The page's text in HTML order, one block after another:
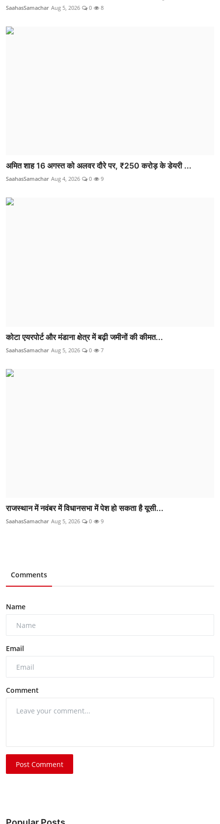
SaahasSamachar Aug 5, 2026 0 8
अमित शाह 16 अगस्त को अलवर दौरे पर, ₹250 करोड़ के डेयरी ...
SaahasSamachar Aug 4, 2026 0 9
कोटा एयरपोर्ट और मंडाना क्षेत्र में बढ़ी जमीनों की कीमत...
SaahasSamachar Aug 5, 2026 0 7
राजस्थान में नवंबर में विधानसभा में पेश हो सकता है यूसी...
SaahasSamachar Aug 5, 2026 0 9
Comments
Name
Email
Comment
Post Comment